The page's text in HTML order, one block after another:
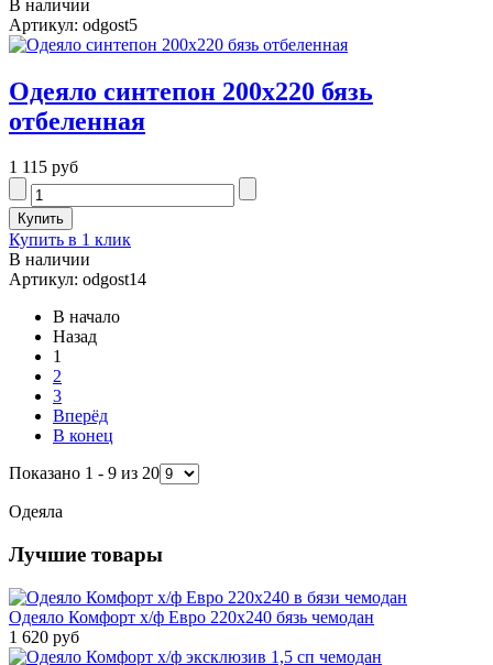
В наличии
Артикул: odgost5
Одеяло синтепон 200х220 бязь
отбеленная
1 115 руб
Купить в 1 клик
В наличии
Артикул: odgost14
В начало
Назад
1
2
3
Вперёд
В конец
Показано 1 - 9 из 20
Одеяла
Лучшие товары
Одеяло Комфорт х/ф Евро 220х240 бязь чемодан
1 620 руб